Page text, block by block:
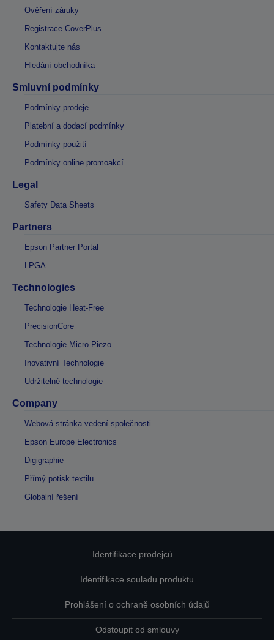
Ověření záruky
Registrace CoverPlus
Kontaktujte nás
Hledání obchodníka
Smluvní podmínky
Podmínky prodeje
Platební a dodací podmínky
Podmínky použití
Podmínky online promoakcí
Legal
Safety Data Sheets
Partners
Epson Partner Portal
LPGA
Technologies
Technologie Heat-Free
PrecisionCore
Technologie Micro Piezo
Inovativní Technologie
Udržitelné technologie
Company
Webová stránka vedení společnosti
Epson Europe Electronics
Digigraphie
Přímý potisk textilu
Globální řešení
Identifikace prodejců
Identifikace souladu produktu
Prohlášení o ochraně osobních údajů
Odstoupit od smlouvy